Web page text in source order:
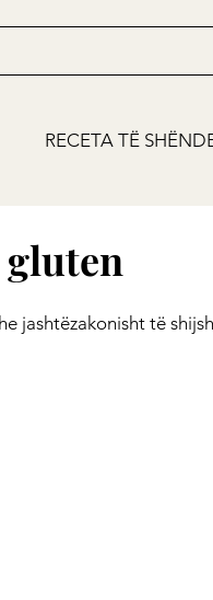
RECETA TË
jashtëzakonisht të